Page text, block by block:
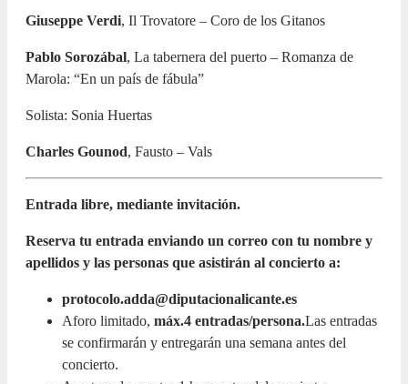
Giuseppe Verdi, Il Trovatore – Coro de los Gitanos
Pablo Sorozábal, La tabernera del puerto – Romanza de
Marola: “En un país de fábula”
Solista: Sonia Huertas
Charles Gounod, Fausto – Vals
Entrada libre, mediante invitación.
Reserva tu entrada enviando un correo con tu nombre y
apellidos y las personas que asistirán al concierto a:
protocolo.adda@diputacionalicante.es
Aforo limitado, máx.4 entradas/persona.Las entradas
se confirmarán y entregarán una semana antes del
concierto.